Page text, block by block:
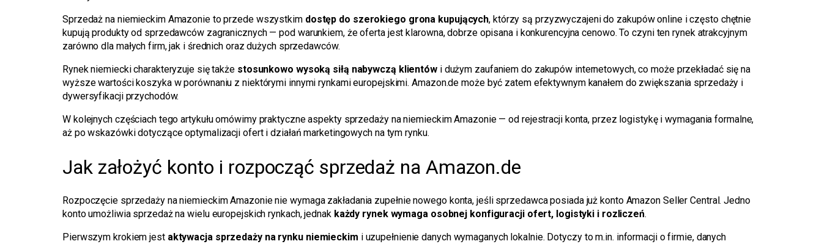
Sprzedaż na niemieckim Amazonie to przede wszystkim dostęp do szerokiego grona kupujących, którzy są przyzwyczajeni do zakupów online i często chętnie
kupują produkty od sprzedawców zagranicznych — pod warunkiem, że oferta jest klarowna, dobrze opisana i konkurencyjna cenowo. To czyni ten rynek atrakcyjnym
zarówno dla małych firm, jak i średnich oraz dużych sprzedawców.
Rynek niemiecki charakteryzuje się także stosunkowo wysoką siłą nabywczą klientówi dużym zaufaniem do zakupów internetowych, co może przekładać się na
wyższe wartości koszyka w porównaniu z niektórymi innymi rynkami europejskimi. Amazon.de może być zatem efektywnym kanałem do zwiększania sprzedaży i
dywersyfikacji przychodów.
W kolejnych częściach tego artykułu omówimy praktyczne aspekty sprzedaży na niemieckim Amazonie — od rejestracji konta, przez logistykę i wymagania formalne,
aż po wskazówki dotyczące optymalizacji ofert i działań marketingowych na tym rynku.
Jak założyć konto i rozpocząć sprzedaż na Amazon.de
Rozpoczęcie sprzedaży na niemieckim Amazonie nie wymaga zakładania zupełnie nowego konta, jeśli sprzedawca posiada już konto Amazon Seller Central. Jedno
konto umożliwia sprzedaż na wielu europejskich rynkach, jednak każdy rynek wymaga osobnej konfiguracji ofert, logistyki i rozliczeń.
Pierwszym krokiem jest aktywacja sprzedaży na rynku niemieckim i uzupełnienie danych wymaganych lokalnie. Dotyczy to m.in. informacji o firmie, danych